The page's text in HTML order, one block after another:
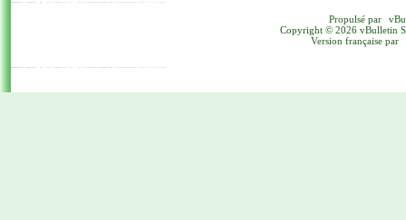
Propulsé par
Copyright © 2026 vBulletin
Version française par